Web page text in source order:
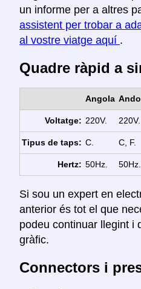
un informe per a altres
assistent per trobar a
al vostre viatge aquí .
Quadre ràpid a
Angola
Voltatge: 220V. 220V.
Tipus de taps: C. C, F.
Hertz: 50Hz. 50Hz.
Si sou un expert en
anterior és tot el que
podeu continuar llegint i
gràfic.
Connectors i